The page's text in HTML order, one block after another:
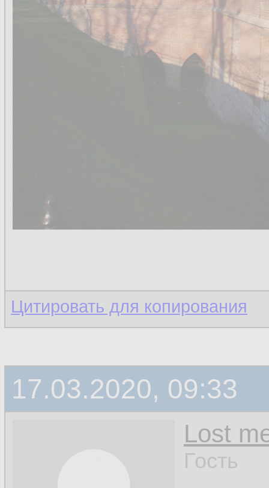
Цитировать для копирования
17.03.2020, 09:33
Lost
Гость